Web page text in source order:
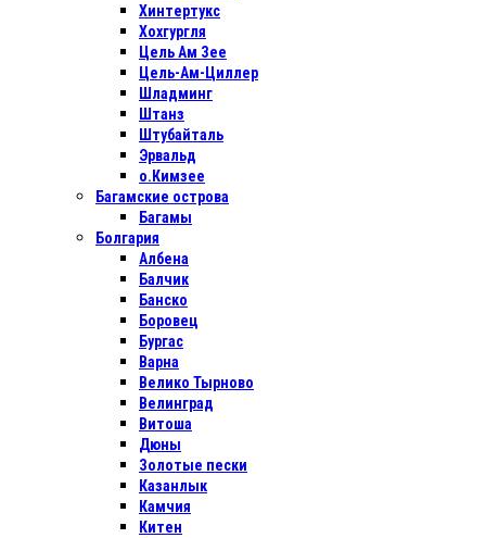
Хинтертукс
Хохгургля
Цель Ам Зее
Цель-Ам-Циллер
Шладминг
Штанз
Штубайталь
Эрвальд
о.Кимзее
Багамские острова
Багамы
Болгария
Албена
Балчик
Банско
Боровец
Бургас
Варна
Велико Тырново
Велинград
Витоша
Дюны
Золотые пески
Казанлык
Камчия
Китен